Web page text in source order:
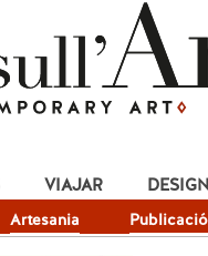
Artesania
VIAJAR DESIGN